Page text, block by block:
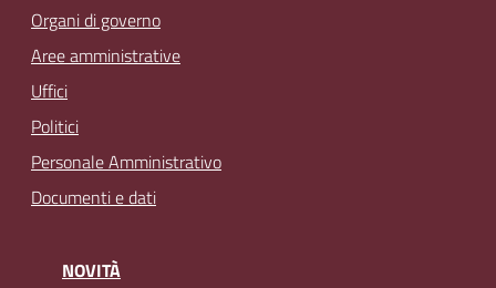
n
e
Tutti
gli
argomenti...
Organi di governo
Aree amministrative
Uffici
Politici
Personale Amministrativo
Documenti e dati
NOVITÀ